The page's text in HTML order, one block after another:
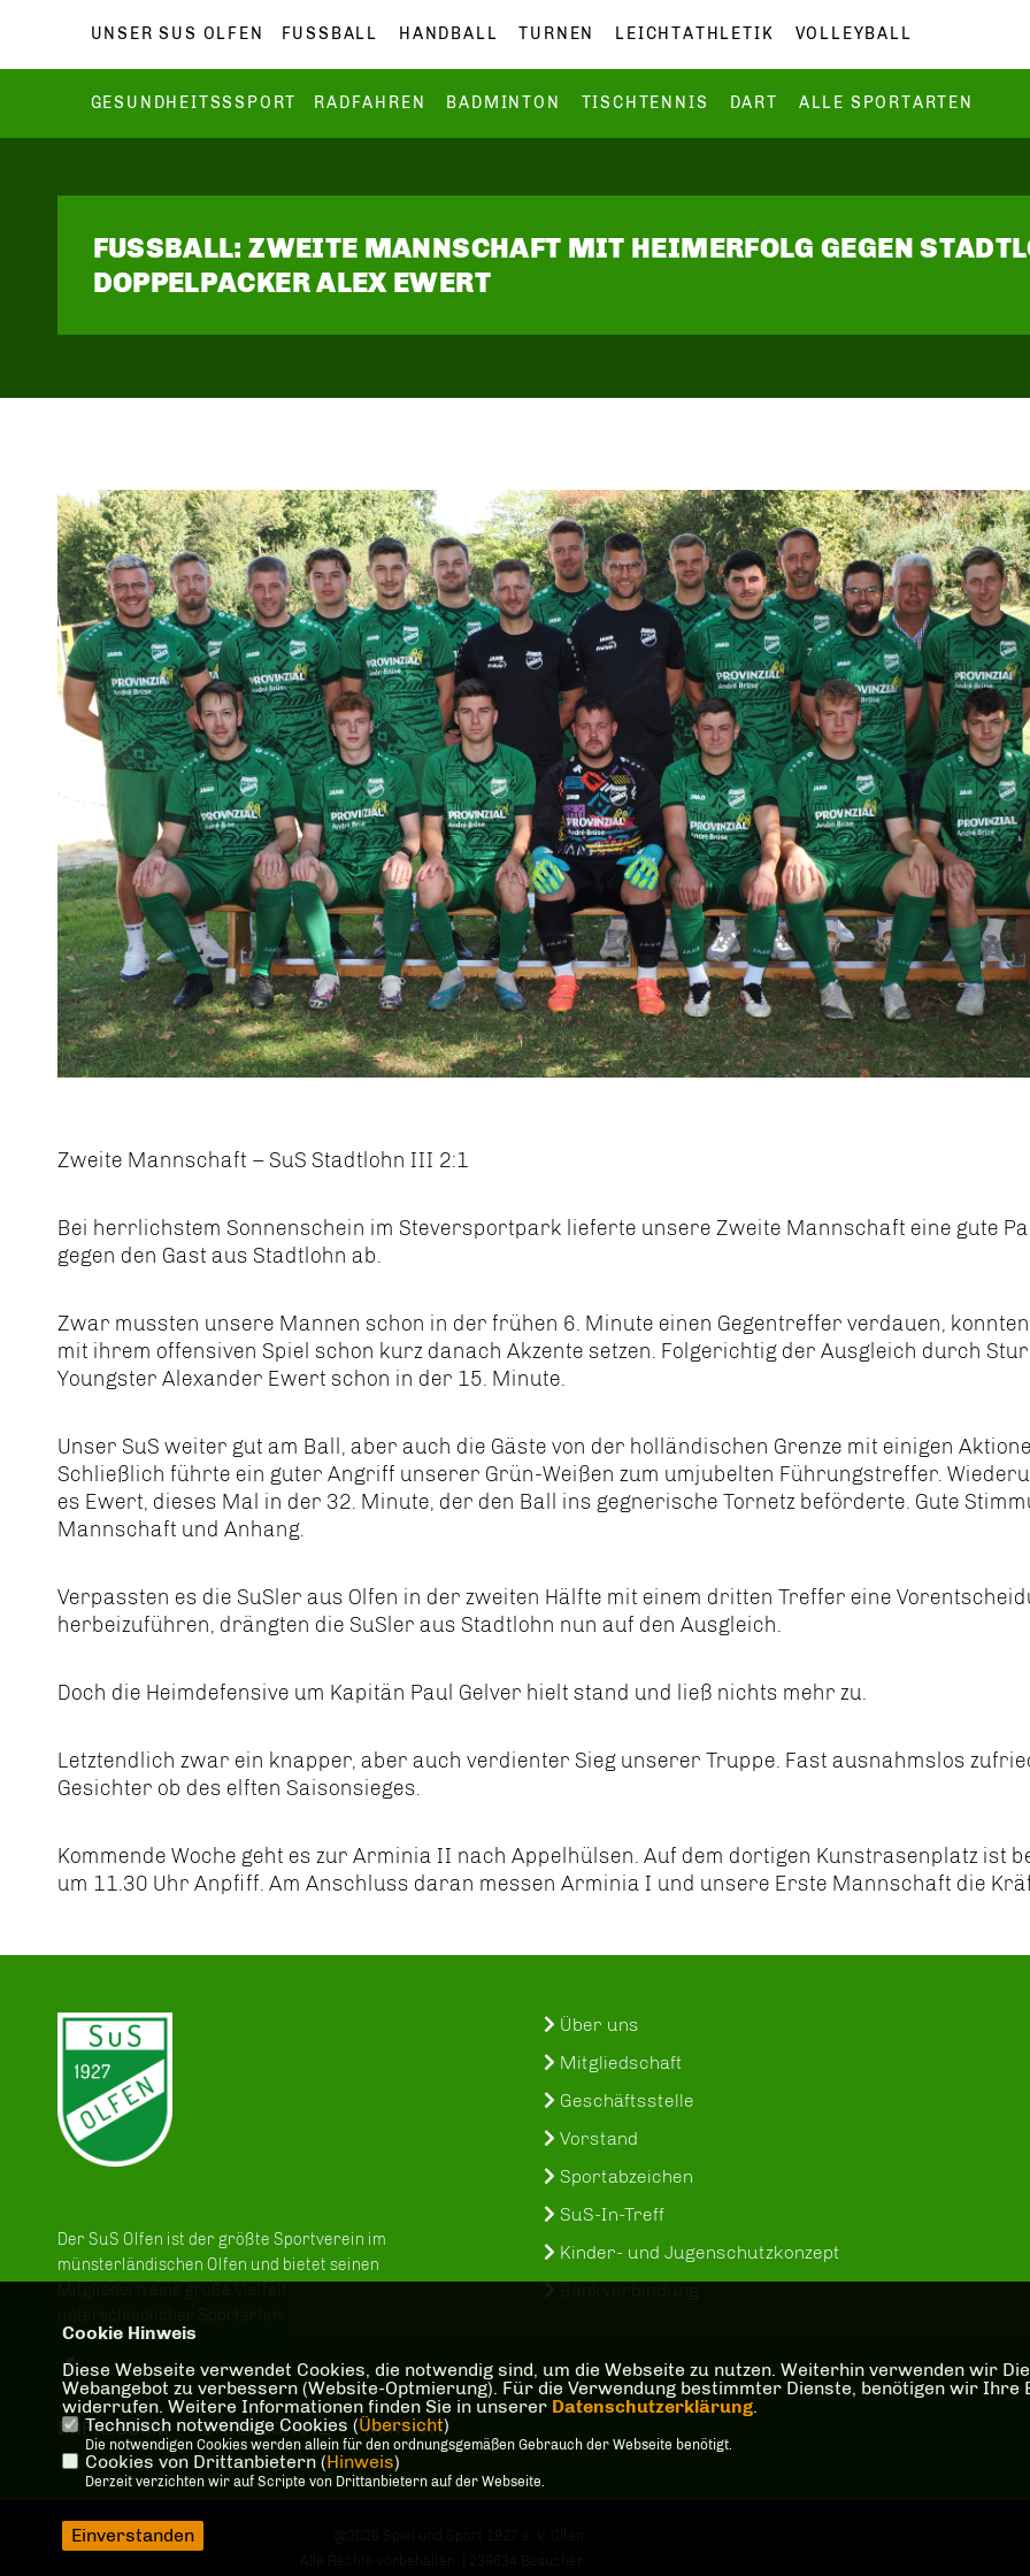
UNSER SUS OLFEN FUSSBALL HANDBALL TURNEN LEICHTATHLETIK VOLLEYBALL
GESUNDHEITSSSPORT RADFAHREN BADMINTON TISCHTENNIS DART ALLE SPORTARTEN
FUSSBALL: ZWEITE MANNSCHAFT MIT HEIMERFOLG GEGEN
DOPPELPACKER ALEX EWERT
Zweite Mannschaft – SuS Stadtlohn III 2:1
Bei herrlichstem Sonnenschein im Steversportpark lieferte unsere Zweite Mannschaft eine gute
gegen den Gast aus Stadtlohn ab.
Zwar mussten unsere Mannen schon in der frühen 6. Minute einen Gegentreffer verdauen,
mit ihrem offensiven Spiel schon kurz danach Akzente setzen. Folgerichtig der Ausgleich durch
Youngster Alexander Ewert schon in der 15. Minute.
Unser SuS weiter gut am Ball, aber auch die Gäste von der holländischen Grenze mit einigen
Schließlich führte ein guter Angriff unserer Grün-Weißen zum umjubelten Führungstreffer.
es Ewert, dieses Mal in der 32. Minute, der den Ball ins gegnerische Tornetz beförderte. Gute
Mannschaft und Anhang.
Verpassten es die SuSler aus Olfen in der zweiten Hälfte mit einem dritten Treffer eine
herbeizuführen, drängten die SuSler aus Stadtlohn nun auf den Ausgleich.
Doch die Heimdefensive um Kapitän Paul Gelver hielt stand und ließ nichts mehr zu.
Letztendlich zwar ein knapper, aber auch verdienter Sieg unserer Truppe. Fast ausnahmslos
Gesichter ob des elften Saisonsieges.
Kommende Woche geht es zur Arminia II nach Appelhülsen. Auf dem dortigen Kunstrasenplatz ist
um 11.30 Uhr Anpfiff. Am Anschluss daran messen Arminia I und unsere Erste Mannschaft die
Der SuS Olfen ist der größte Sportverein im
münsterländischen Olfen und bietet seinen
Mitgliedern eine große Vielfalt
IMPRESSUM DATENSCHUTZ KONTAKT
Über uns
Mitgliedschaft
Geschäftsstelle
Vorstand
Sportabzeichen
SuS-In-Treff
Kinder- und Jugenschutzkonzept
@2026 Spiel und Sport 1927 e. V. Olfen
Cookie Hinweis
Diese Webseite verwendet Cookies, die notwendig sind, um die Webseite zu nutzen. Weiterhin verwenden wir
Webangebot zu verbessern (Website-Optmierung). Für die Verwendung bestimmter Dienste, benötigen wir Ihre
widerrufen. Weitere Informationen finden Sie in unserer Datenschutzerklärung.
Technisch notwendige Cookies (Übersicht)
Die notwendigen Cookies werden allein für den ordnungsgemäßen Gebrauch der Webseite benötigt.
Cookies von Drittanbietern (Hinweis)
Derzeit verzichten wir auf Scripte von Drittanbietern auf der Webseite.
Einverstanden